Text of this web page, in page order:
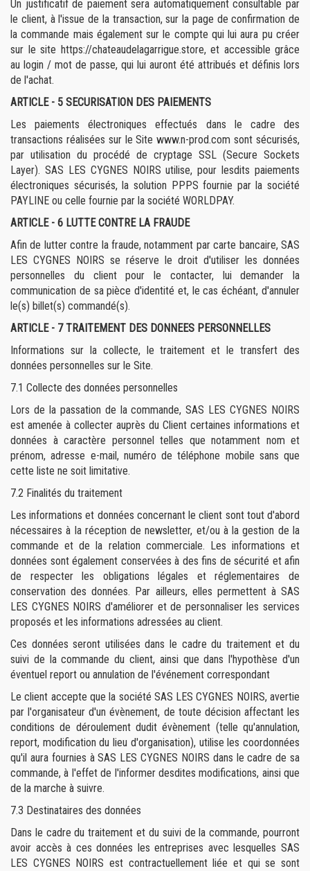
Un justificatif de paiement sera automatiquement consultable par
le client, à l'issue de la transaction, sur la page de confirmation de
la commande mais également sur le compte qui lui aura pu créer
sur le site https://chateaudelagarrigue.store, et accessible grâce
au login / mot de passe, qui lui auront été attribués et définis lors
de l'achat.
ARTICLE - 5 SECURISATION DES PAIEMENTS
Les paiements électroniques effectués dans le cadre des
transactions réalisées sur le Site www.n-prod.com sont sécurisés,
par utilisation du procédé de cryptage SSL (Secure Sockets
Layer). SAS LES CYGNES NOIRS utilise, pour lesdits paiements
électroniques sécurisés, la solution PPPS fournie par la société
PAYLINE ou celle fournie par la société WORLDPAY.
ARTICLE - 6 LUTTE CONTRE LA FRAUDE
Afin de lutter contre la fraude, notamment par carte bancaire, SAS
LES CYGNES NOIRS se réserve le droit d'utiliser les données
personnelles du client pour le contacter, lui demander la
communication de sa pièce d'identité et, le cas échéant, d'annuler
le(s) billet(s) commandé(s).
ARTICLE - 7 TRAITEMENT DES DONNEES PERSONNELLES
Informations sur la collecte, le traitement et le transfert des
données personnelles sur le Site.
7.1 Collecte des données personnelles
Lors de la passation de la commande, SAS LES CYGNES NOIRS
est amenée à collecter auprès du Client certaines informations et
données à caractère personnel telles que notamment nom et
prénom, adresse e-mail, numéro de téléphone mobile sans que
cette liste ne soit limitative.
7.2 Finalités du traitement
Les informations et données concernant le client sont tout d'abord
nécessaires à la réception de newsletter, et/ou à la gestion de la
commande et de la relation commerciale. Les informations et
données sont également conservées à des fins de sécurité et afin
de respecter les obligations légales et réglementaires de
conservation des données. Par ailleurs, elles permettent à SAS
LES CYGNES NOIRS d'améliorer et de personnaliser les services
proposés et les informations adressées au client.
Ces données seront utilisées dans le cadre du traitement et du
suivi de la commande du client, ainsi que dans l'hypothèse d'un
éventuel report ou annulation de l'événement correspondant
Le client accepte que la société SAS LES CYGNES NOIRS, avertie
par l'organisateur d'un évènement, de toute décision affectant les
conditions de déroulement dudit évènement (telle qu'annulation,
report, modification du lieu d'organisation), utilise les coordonnées
qu'il aura fournies à SAS LES CYGNES NOIRS dans le cadre de sa
commande, à l'effet de l'informer desdites modifications, ainsi que
de la marche à suivre.
7.3 Destinataires des données
Dans le cadre du traitement et du suivi de la commande, pourront
avoir accès à ces données les entreprises avec lesquelles SAS
LES CYGNES NOIRS est contractuellement liée et qui se sont